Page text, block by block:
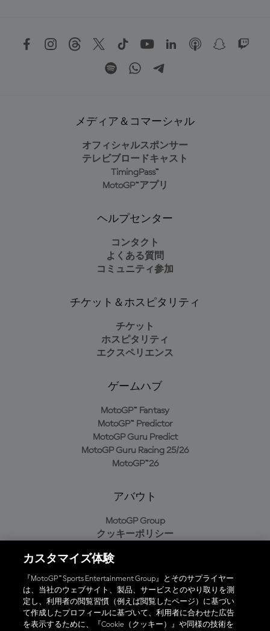
メディア＆コマーシャル
オフィシャルスポンサー
テレビブロードキャスト
TimingPass™
MotoGP™アプリ
ヘルプセンター
コンタクト
よくある質問
コミュニティ参加
チケット＆ホスピタリティ
チケット
ホスピタリティ
エクスペリエンス
ゲームハブ
MotoGP™ Fantasy
MotoGP™ Predictor
MotoGP Guru Predict
MotoGP Guru Racing 25/26
MotoGP™26
アバウト
MotoGP Group
クッキーポリシー
プライバシーポリシー
購入ポリシー
オフィシャルアプリ
カスタマイズ体験
『MotoGP™ Sports Entertainment Group』とそのサプライヤー
は、当社のウェブサイト、製品、サービスとのやり取りを測
定し、利用者の閲覧習慣（例えば閲覧したページ）に基づい
て作成したプロフィールに基づいて、利用者に合わせた広告
を表示するために、『Cookie（クッキー）』や同様の技術を